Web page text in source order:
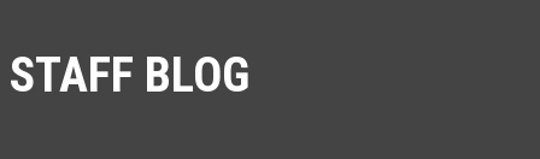
STAFF BLOG